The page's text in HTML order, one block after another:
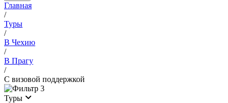
Главная
/
Туры
/
В Чехию
/
В Прагу
/
С визовой поддержкой
3
Туры